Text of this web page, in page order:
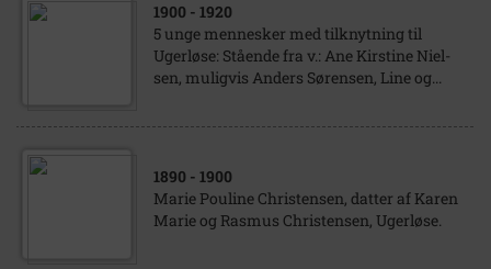
1900 - 1920
5 unge mennesker med tilknytning til
Ugerløse: Stående fra v.: Ane Kirstine Niel-
sen, muligvis Anders Sørensen, Line og...
1890 - 1900
Marie Pouline Christensen, datter af Karen
Marie og Rasmus Christensen, Ugerløse.